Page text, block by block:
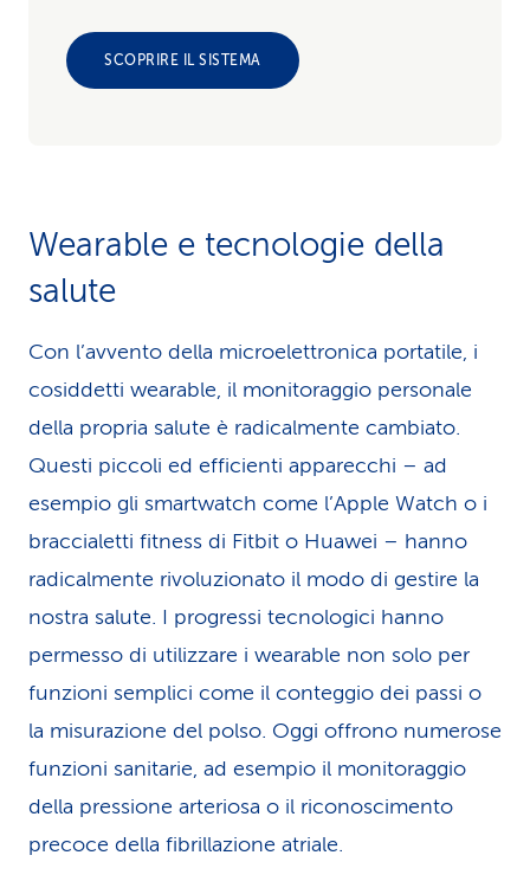
SCOPRIRE IL SISTEMA
Wearable e tecnologie della
salute
Con l’avvento della microelettronica portatile, i
cosiddetti wearable, il monitoraggio personale
della propria salute è radicalmente cambiato.
Questi piccoli ed efficienti apparecchi – ad
esempio gli smartwatch come l’Apple Watch o i
braccialetti fitness di Fitbit o Huawei – hanno
radicalmente rivoluzionato il modo di gestire la
nostra salute. I progressi tecnologici hanno
permesso di utilizzare i wearable non solo per
funzioni semplici come il conteggio dei passi o
la misurazione del polso. Oggi offrono numerose
funzioni sanitarie, ad esempio il monitoraggio
della pressione arteriosa o il riconoscimento
precoce della fibrillazione atriale.